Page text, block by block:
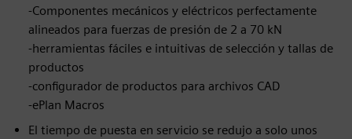
-Componentes mecánicos y eléctricos perfectamente
alineados para fuerzas de presión de 2 a 70 kN
-herramientas fáciles e intuitivas de selección y tallas de
productos
-configurador de productos para archivos CAD
-ePlan Macros
El tiempo de puesta en servicio se redujo a solo unos